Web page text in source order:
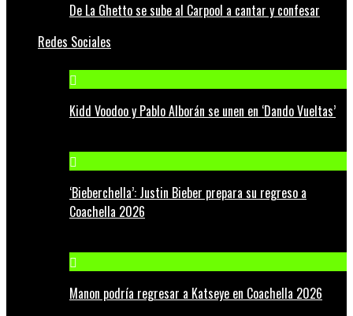
De La Ghetto se sube al Carpool a cantar y confesar
Redes Sociales
Kidd Voodoo y Pablo Alborán se unen en ‘Dando Vueltas’
‘Bieberchella’: Justin Bieber prepara su regreso a
Coachella 2026
Manon podría regresar a Katseye en Coachella 2026